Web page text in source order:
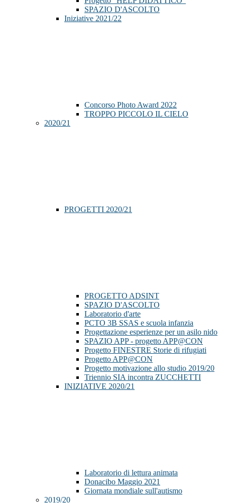
SPAZIO D'ASCOLTO
Iniziative 2021/22
Concorso Photo Award 2022
TROPPO PICCOLO IL CIELO
2020/21
PROGETTI 2020/21
PROGETTO ADSINT
SPAZIO D'ASCOLTO
Laboratorio d'arte
PCTO 3B SSAS e scuola infanzia
Progettazione esperienze per un asilo nido
SPAZIO APP - progetto APP@CON
Progetto FINESTRE Storie di rifugiati
Progetto APP@CON
Progetto motivazione allo studio 2019/20
Triennio SIA incontra ZUCCHETTI
INIZIATIVE 2020/21
Laboratorio di lettura animata
Donacibo Maggio 2021
Giornata mondiale sull'autismo
2019/20